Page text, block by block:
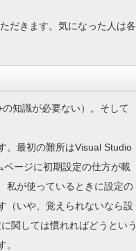
だきます。気になった人は各
知識が必要ない）。そして
。最初の難所はVisual Studio
ージに初期設定の仕方が載
私が使っているときに設定の
（いや、覚えられないなら設
関しては慣れればどうという